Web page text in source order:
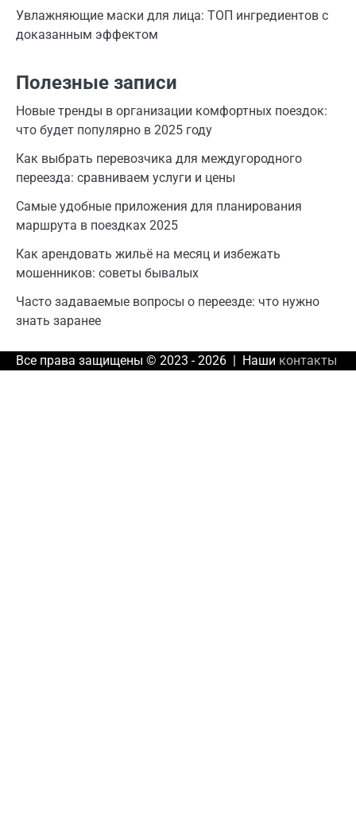
Увлажняющие маски для лица: ТОП ингредиентов с
доказанным эффектом
Полезные записи
Новые тренды в организации комфортных поездок:
что будет популярно в 2025 году
Как выбрать перевозчика для междугородного
переезда: сравниваем услуги и цены
Самые удобные приложения для планирования
маршрута в поездках 2025
Как арендовать жильё на месяц и избежать
мошенников: советы бывалых
Часто задаваемые вопросы о переезде: что нужно
знать заранее
Все права защищены © 2023 - 2026 | Наши контакты